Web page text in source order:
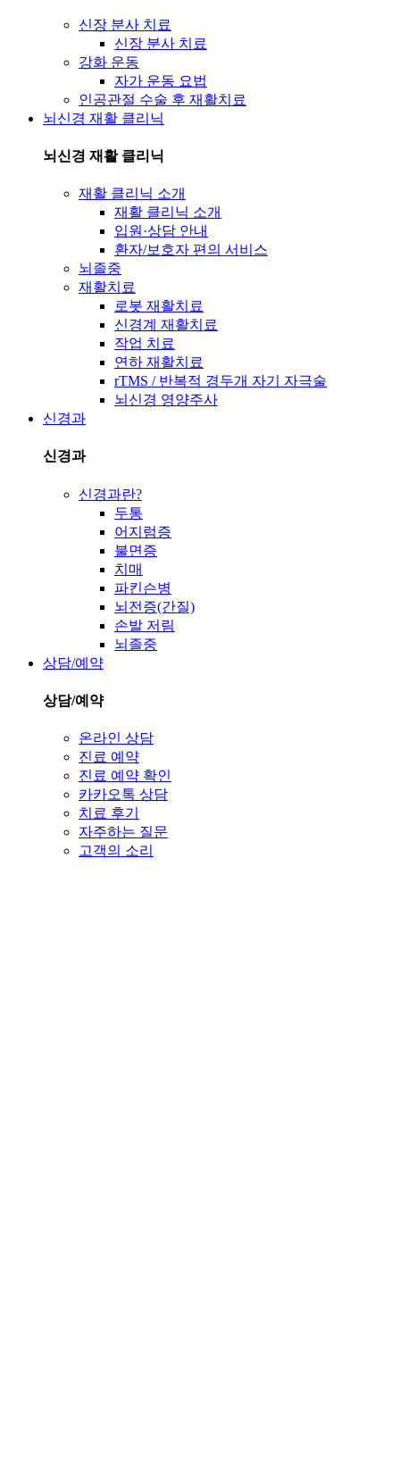
신장 분사 치료
신장 분사 치료
강화 운동
자가 운동 요법
인공관절 수술 후 재활치료
뇌신경 재활 클리닉
뇌신경 재활 클리닉
재활 클리닉 소개
재활 클리닉 소개
입원·상담 안내
환자/보호자 편의 서비스
뇌졸중
재활치료
로봇 재활치료
신경계 재활치료
작업 치료
연하 재활치료
rTMS / 반복적 경두개 자기 자극술
뇌신경 영양주사
신경과
신경과
신경과란?
두통
어지럼증
불면증
치매
파킨슨병
뇌전증(간질)
손발 저림
뇌졸중
상담/예약
상담/예약
온라인 상담
진료 예약
진료 예약 확인
카카오톡 상담
치료 후기
자주하는 질문
고객의 소리